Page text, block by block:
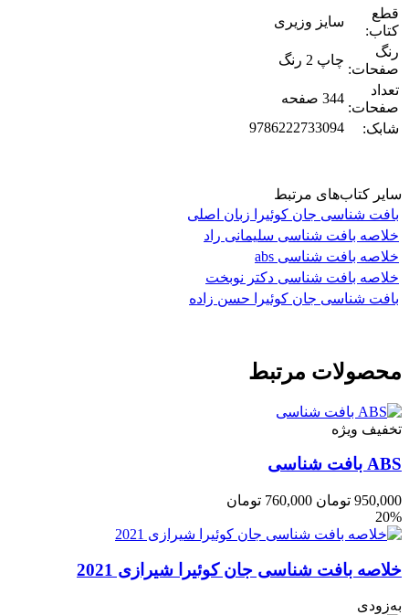
قطع
کتاب:
سایز وزیری
رنگ
صفحات:
چاپ 2 رنگ
تعداد
صفحات:
344 صفحه
شابک:
9786222733094
سایر کتاب‌های مرتبط
بافت‌ شناسی جان کوئیرا زبان اصلی
خلاصه بافت شناسی سلیمانی راد
خلاصه بافت شناسی abs
خلاصه بافت شناسی دکتر نوبخت
بافت شناسی جان کوئیرا حسن زاده
محصولات مرتبط
تخفیف ویژه
ABS بافت شناسی
950,000 تومان 760,000 تومان
20%
خلاصه بافت شناسی جان کوئیرا شیرازی 2021
به‌زودی